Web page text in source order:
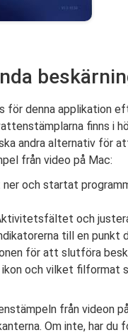
denna applikation
finns i
andra alternativ för
från video på Mac:
ner och startat
och justera
till en punkt
för att slutföra
ikon och vilket filformat
från videon
Om inte, har